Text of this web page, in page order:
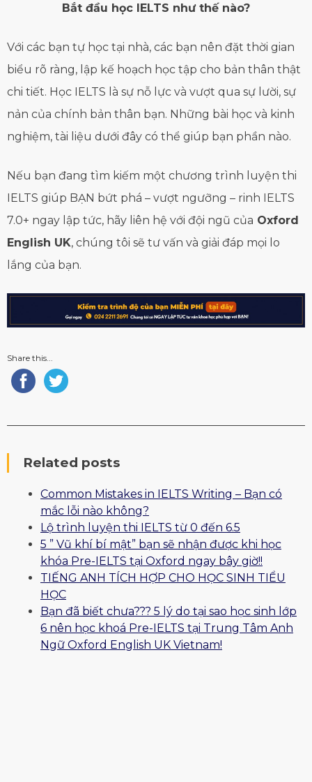
Bắt đầu học IELTS như thế nào?
Với các bạn tự học tại nhà, các bạn nên đặt thời gian
biểu rõ ràng, lập kế hoạch học tập cho bản thân thật
chi tiết. Học IELTS là sự nỗ lực và vượt qua sự lười, sự
nản của chính bản thân bạn. Những bài học và kinh
nghiệm, tài liệu dưới đây có thể giúp bạn phần nào.
Nếu bạn đang tìm kiếm một chương trình luyện thi
IELTS giúp BẠN bứt phá – vượt ngưỡng – rinh IELTS
7.0+ ngay lập tức, hãy liên hệ với đội ngũ của Oxford
English UK, chúng tôi sẽ tư vấn và giải đáp mọi lo
lắng của bạn.
Share this...
Related posts
Common Mistakes in IELTS Writing – Bạn có
mắc lỗi nào không?
Lộ trình luyện thi IELTS từ 0 đến 6.5
5 ” Vũ khí bí mật” bạn sẽ nhận được khi học
khóa Pre-IELTS tại Oxford ngay bây giờ!!
TIẾNG ANH TÍCH HỢP CHO HỌC SINH TIỂU
HỌC
Bạn đã biết chưa??? 5 lý do tại sao học sinh lớp
6 nên học khoá Pre-IELTS tại Trung Tâm Anh
Ngữ Oxford English UK Vietnam!